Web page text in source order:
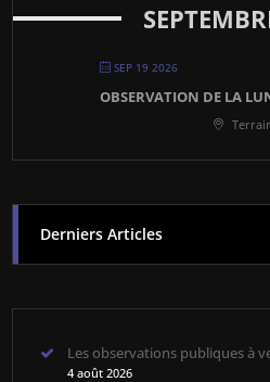
SEP 19 2026
OBSERVATION DE LA
Derniers Articles
Les observations publiques à
4 août 2026